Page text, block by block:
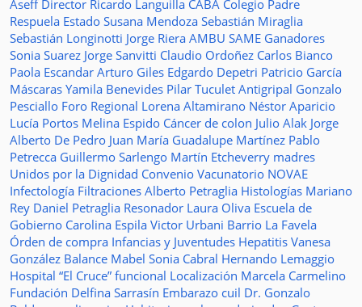
Aseff Director Ricardo Languilla CABA Colegio Padre
Respuela Estado Susana Mendoza Sebastián Miraglia
Sebastián Longinotti Jorge Riera AMBU SAME Ganadores
Sonia Suarez Jorge Sanvitti Claudio Ordoñez Carlos Bianco
Paola Escandar Arturo Giles Edgardo Depetri Patricio García
Máscaras Yamila Benevides Pilar Tuculet Antigripal Gonzalo
Pesciallo Foro Regional Lorena Altamirano Néstor Aparicio
Lucía Portos Melina Espido Cáncer de colon Julio Alak Jorge
Alberto De Pedro Juan María Guadalupe Martínez Pablo
Petrecca Guillermo Sarlengo Martín Etcheverry madres
Unidos por la Dignidad Convenio Vacunatorio NOVAE
Infectología Filtraciones Alberto Petraglia Histologías Mariano
Rey Daniel Petraglia Resonador Laura Oliva Escuela de
Gobierno Carolina Espila Victor Urbani Barrio La Favela
Órden de compra Infancias y Juventudes Hepatitis Vanesa
González Balance Mabel Sonia Cabral Hernando Lemaggio
Hospital “El Cruce” funcional Localización Marcela Carmelino
Fundación Delfina Sarrasín Embarazo cuil Dr. Gonzalo